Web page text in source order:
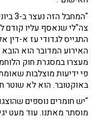
התגייס לגדודי עז א-דין
האירוע המדובר הוא
מעצרו במסגרת חוק
באוקטובר. הוא לא שוטר
"יש חומרים נוספים
מוסתר מאתנו. עוד מעט